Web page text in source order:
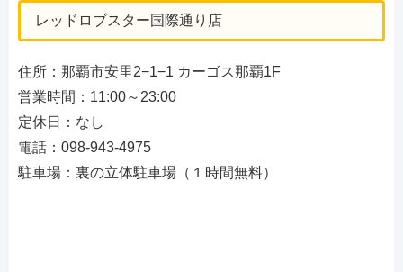
レッドロブスター国際通り店
住所：那覇市安里2−1−1 カーゴス那覇1F
営業時間：11:00～23:00
定休日：なし
電話：098-943-4975
駐車場：裏の立体駐車場（１時間無料）